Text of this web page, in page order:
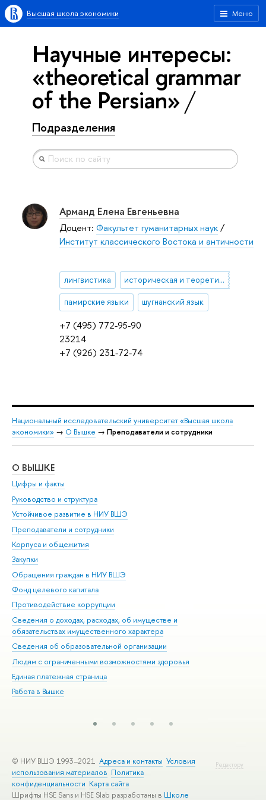
Меню
Высшая школа экономики
Научные интересы:
«theoretical grammar
of the Persian»
Подразделения
+7 (495) 772-95-90
23214
+7 (926) 231-72-74
Арманд Елена Евгеньевна
Доцент: Факультет гуманитарных наук/
Институт классического Востока и античности
лингвистика историческая и теоретическая грамматика персидского языка
памирские языки шугнанский язык
Национальный исследовательский университет «Высшая школа
экономики» → О Вышке → Преподаватели и сотрудники
О ВЫШКЕ
Цифры и факты
Руководство и структура
Устойчивое развитие в НИУ ВШЭ
Преподаватели и сотрудники
Корпуса и общежития
Закупки
Обращения граждан в НИУ ВШЭ
Фонд целевого капитала
Противодействие коррупции
Сведения о доходах, расходах, об имуществе и
обязательствах имущественного характера
Сведения об образовательной организации
Людям с ограниченными возможностями здоровья
Единая платежная страница
Работа в Вышке
Редактору
© НИУ ВШЭ 1993–2021 Адреса и контакты Условия
использования материалов Политика
конфиденциальности Карта сайта
Шрифты HSE Sans и HSE Slab разработаны в Школе